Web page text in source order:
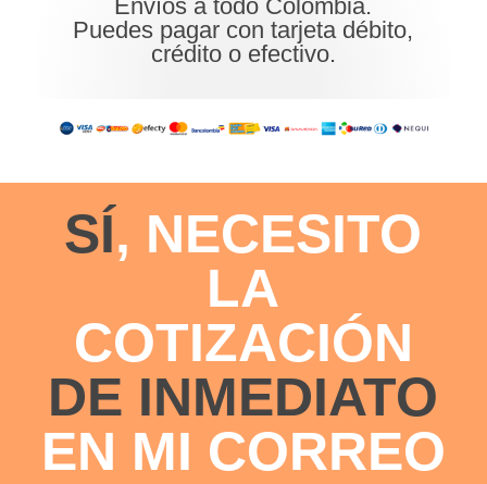
Envíos a todo Colombia.
Puedes pagar con tarjeta débito,
crédito o efectivo.
SÍ, NECESITO
LA
COTIZACIÓN
DE INMEDIATO
EN MI CORREO